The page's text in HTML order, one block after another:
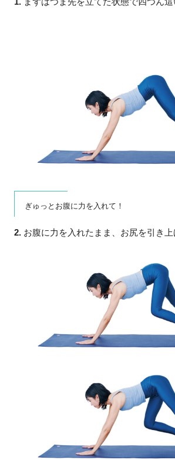
ぎゅっとお腹に力を入れて！
2. お腹に力を入れたまま、お尻を引き上